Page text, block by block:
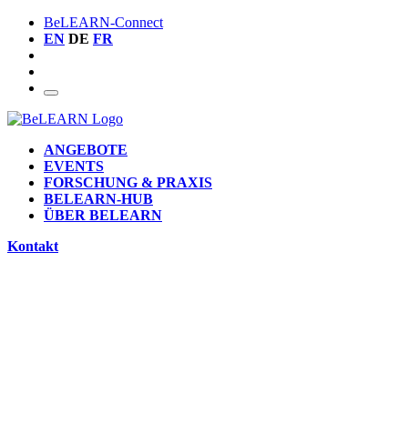
BeLEARN-Connect
EN DE FR
ANGEBOTE
EVENTS
FORSCHUNG & PRAXIS
BELEARN-HUB
ÜBER BELEARN
Kontakt